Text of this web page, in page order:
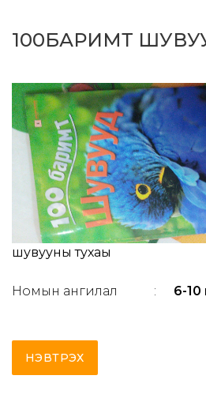
100БАРИМТ
шувууны тухаы
Номын ангилал : 6-10
НЭВТРЭХ